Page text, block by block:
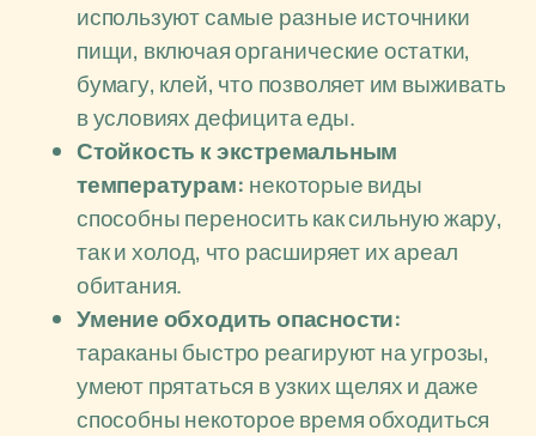
используют самые разные источники
пищи, включая органические остатки,
бумагу, клей, что позволяет им выживать
в условиях дефицита еды.
Стойкость к экстремальным
температурам: некоторые виды
способны переносить как сильную жару,
так и холод, что расширяет их ареал
обитания.
Умение обходить опасности:
тараканы быстро реагируют на угрозы,
умеют прятаться в узких щелях и даже
способны некоторое время обходиться